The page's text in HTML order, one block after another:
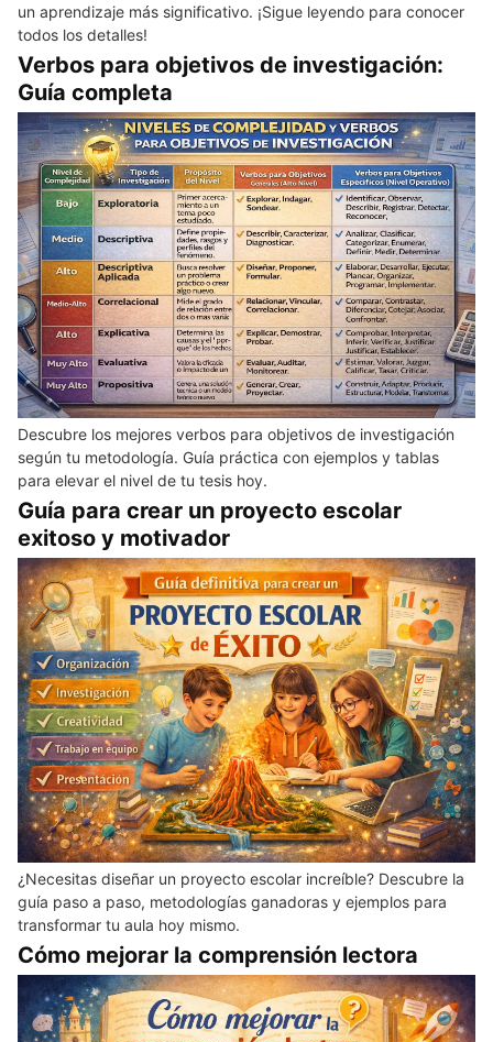
un aprendizaje más significativo. ¡Sigue leyendo para conocer
todos los detalles!
Verbos para objetivos de investigación:
Guía completa
Descubre los mejores verbos para objetivos de investigación
según tu metodología. Guía práctica con ejemplos y tablas
para elevar el nivel de tu tesis hoy.
Guía para crear un proyecto escolar
exitoso y motivador
¿Necesitas diseñar un proyecto escolar increíble? Descubre la
guía paso a paso, metodologías ganadoras y ejemplos para
transformar tu aula hoy mismo.
Cómo mejorar la comprensión lectora